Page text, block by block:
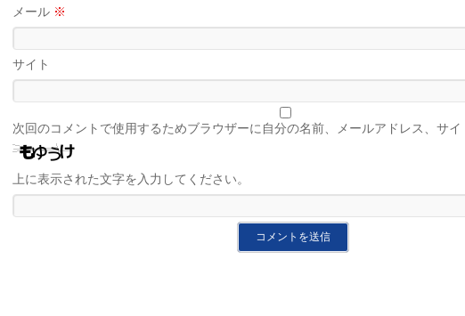
メール ※
サイト
次回のコメントで使用するためブラウザーに自分の名前、メールアドレス、サイ
上に表示された文字を入力してください。